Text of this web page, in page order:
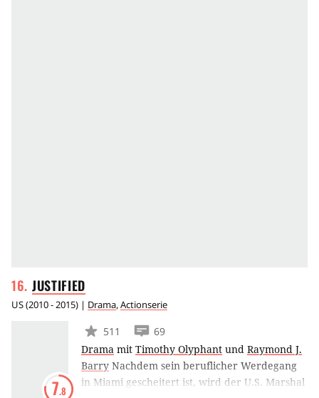
JUSTIFIED
US(2010 - 2015) | Drama,Actionserie
7.8
511
69
Drama mit Timothy Olyphant und Raymond J.
Barry Nachdem sein beruflicher Werdegang
in Miami gescheitert ist, wird der U.S. Marshal